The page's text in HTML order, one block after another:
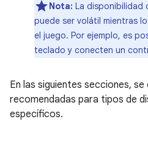
Nota: La disponibilidad
puede ser volátil mientras
el juego. Por ejemplo, es
teclado y conecten un
En las siguientes secciones,
recomendadas para tipos de
específicos.